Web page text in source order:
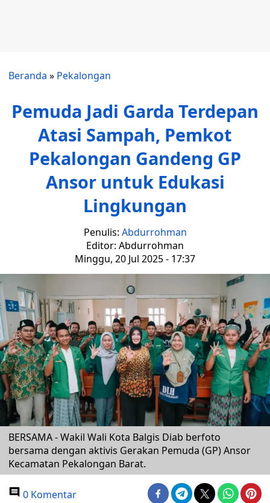
Beranda » Pekalongan
Pemuda Jadi Garda Terdepan
Atasi Sampah, Pemkot
Pekalongan Gandeng GP
Ansor untuk Edukasi
Lingkungan
Penulis: Abdurrohman
Editor: Abdurrohman
Minggu, 20 Jul 2025 - 17:37
BERSAMA - Wakil Wali Kota Balgis Diab berfoto
bersama dengan aktivis Gerakan Pemuda (GP) Ansor
Kecamatan Pekalongan Barat.
0 Komentar